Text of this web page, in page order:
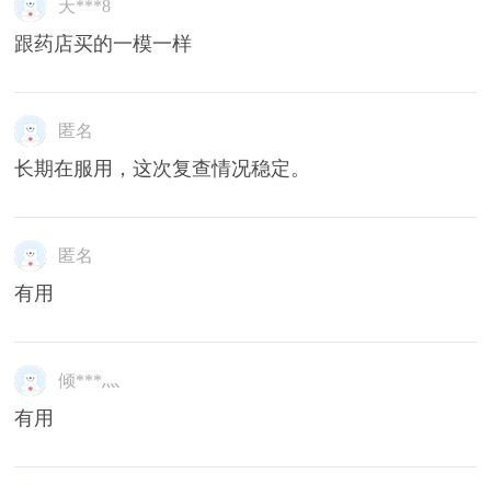
天***8
跟药店买的一模一样
匿名
长期在服用，这次复查情况稳定。
匿名
有用
倾***灬
有用